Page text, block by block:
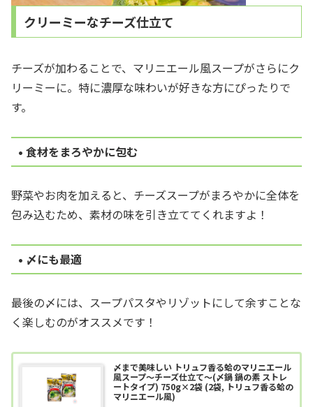
クリーミーなチーズ仕立て
チーズが加わることで、マリニエール風スープがさらにク
リーミーに。特に濃厚な味わいが好きな方にぴったりで
す。
• 食材をまろやかに包む
野菜やお肉を加えると、チーズスープがまろやかに全体を
包み込むため、素材の味を引き立ててくれますよ！
• 〆にも最適
最後の〆には、スープパスタやリゾットにして余すことな
く楽しむのがオススメです！
〆まで美味しい トリュフ香る蛤のマリニエール
風スープ～チーズ仕立て～(〆鍋 鍋の素 ストレ
ートタイプ) 750g×2袋 (2袋, トリュフ香る蛤の
マリニエール風)